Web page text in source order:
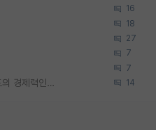
16
18
27
7
7
박사진학하기에 2억은 괜찮은 (?) 정도의 경제력인가요 14